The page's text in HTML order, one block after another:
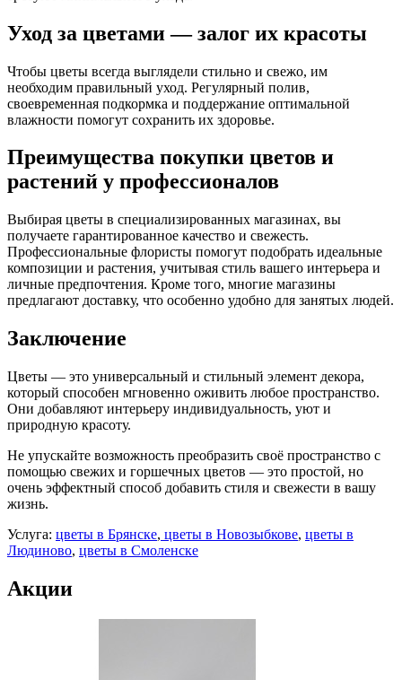
Уход за цветами — залог их красоты
Чтобы цветы всегда выглядели стильно и свежо, им
необходим правильный уход. Регулярный полив,
своевременная подкормка и поддержание оптимальной
влажности помогут сохранить их здоровье.
Преимущества покупки цветов и
растений у профессионалов
Выбирая цветы в специализированных магазинах, вы
получаете гарантированное качество и свежесть.
Профессиональные флористы помогут подобрать идеальные
композиции и растения, учитывая стиль вашего интерьера и
личные предпочтения. Кроме того, многие магазины
предлагают доставку, что особенно удобно для занятых людей.
Заключение
Цветы — это универсальный и стильный элемент декора,
который способен мгновенно оживить любое пространство.
Они добавляют интерьеру индивидуальность, уют и
природную красоту.
Не упускайте возможность преобразить своё пространство с
помощью свежих и горшечных цветов — это простой, но
очень эффектный способ добавить стиля и свежести в вашу
жизнь.
Услуга: цветы в Брянске, цветы в Новозыбкове, цветы в
Людиново, цветы в Смоленске
Акции